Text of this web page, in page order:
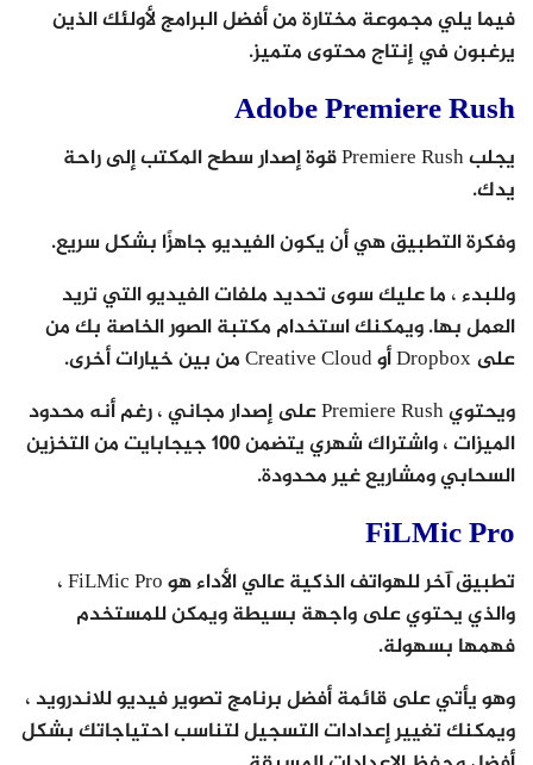
فيما يلي مجموعة مختارة من أفضل البرامج لأولئك الذين
يرغبون في إنتاج محتوى متميز.
Adobe Premiere Rush
يجلب Premiere Rush قوة إصدار سطح المكتب إلى راحة
يدك.
وفكرة التطبيق هي أن يكون الفيديو جاهزًا بشكل سريع.
وللبدء ، ما عليك سوى تحديد ملفات الفيديو التي تريد
العمل بها. ويمكنك استخدام مكتبة الصور الخاصة بك من
على Dropbox أو Creative Cloud من بين خيارات أخرى.
ويحتوي Premiere Rush على إصدار مجاني ، رغم أنه محدود
الميزات ، واشتراك شهري يتضمن 100 جيجابايت من التخزين
السحابي ومشاريع غير محدودة.
FiLMic Pro
تطبيق آخر للهواتف الذكية عالي الأداء هو FiLMic Pro ،
والذي يحتوي على واجهة بسيطة ويمكن للمستخدم
فهمها بسهولة.
وهو يأتي على قائمة أفضل برنامج تصوير فيديو للاندرويد ،
ويمكنك تغيير إعدادات التسجيل لتناسب احتياجاتك بشكل